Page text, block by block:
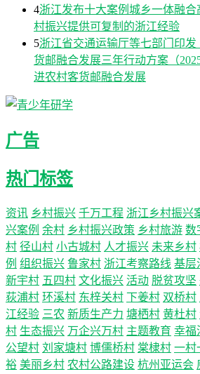
4浙江发布十大案例城乡一体融
村振兴提供可复制的浙江经验
5浙江省交通运输厅等七部门印
货邮融合发展三年行动方案（
进农村客货邮融合发展
广告
热门标签
资讯 乡村振兴 千万工程 浙江乡村振兴
兴案例 余村 乡村振兴政策 乡村旅游 数
村 径山村 小古城村 人才振兴 未来乡村
例 组织振兴 鲁家村 浙江考察路线 基层
新宇村 五四村 文化振兴 活动 脱贫攻坚
荻浦村 环溪村 东梓关村 下姜村 双桥村
江经验 三农 新质生产力 塘栖村 黄杜村
村 生态振兴 万企兴万村 主题教育 幸福
公望村 刘家塘村 博儒桥村 棠棣村 一村
裕 美丽乡村 农村公路建设 杭州亚运会